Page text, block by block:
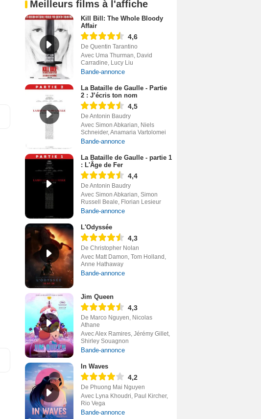
Meilleurs films à l'affiche
Kill Bill: The Whole Bloody
Affair
4,6
De Quentin Tarantino
Avec Uma Thurman, David
Carradine, Lucy Liu
Bande-annonce
La Bataille de Gaulle - Partie
2 : J’écris ton nom
4,5
De Antonin Baudry
Avec Simon Abkarian, Niels
Schneider, Anamaria Vartolomei
Bande-annonce
La Bataille de Gaulle - partie 1
: L'Âge de Fer
4,4
De Antonin Baudry
Avec Simon Abkarian, Simon
Russell Beale, Florian Lesieur
Bande-annonce
L'Odyssée
4,3
De Christopher Nolan
Avec Matt Damon, Tom Holland,
Anne Hathaway
Bande-annonce
Jim Queen
4,3
De Marco Nguyen, Nicolas
Athane
Avec Alex Ramires, Jérémy Gillet,
Shirley Souagnon
Bande-annonce
In Waves
4,2
De Phuong Mai Nguyen
Avec Lyna Khoudri, Paul Kircher,
Rio Vega
Bande-annonce